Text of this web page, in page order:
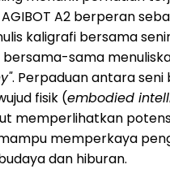
A2 berperan
kaligrafi bersama
bersama-sama
. Perpaduan antara seni
fisik (embodied
memperlihatkan
memperkaya
dan hiburan.